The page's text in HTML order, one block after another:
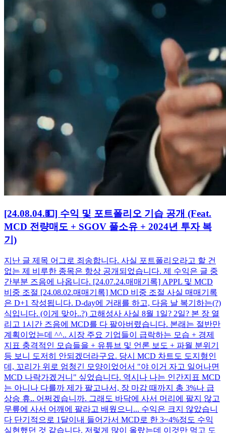
[24.08.04.💵] 수익 및 포트폴리오 기습 공개 (Feat.
MCD 전량매도 + SGOV 풀소유 + 2024년 투자 복
기)
지난 글 제목 어그로 죄송합니다. 사실 포트폴리오라고 할 건
없는 제 비루한 종목은 항상 공개되었습니다. 제 수익은 글 중
간부분 즈음에 나옵니다. [24.07.24.매매기록] APPL 및 MCD
비중 조절 [24.08.02.매매기록] MCD 비중 조절 사실 매매기록
은 D+1 작성됩니다. D-day에 거래를 하고, 다음 날 복기하는(?)
식입니다. (이게 맞아..?) 고해성사 사실 8월 1일? 2일? 본 장 열
리고 1시간 즈음에 MCD를 다 팔아버렸습니다. 본래는 절반만
계획이었는데 ^^.. 시장 주요 기업들이 급락하는 모습 + 경제
지표 충격적인 모습들을 + 유튜브 및 언론 보도 + 파월 분위기
등 보니 도저히 안되겠더라구요. 당시 MCD 차트도 도지형인
데, 꼬리가 위로 엄청긴 모양이었어서 "야 이거 자고 일어나면
MCD 나락가겠거니" 싶었습니다. 역시나 나는 인간지표 MCD
는 아니나 다를까 제가 팔고나서, 장 마감 때까지 총 3%나 급
상승 휴.. 어쩌겠습니까. 그래도 바닥에 사서 머리에 팔지 않고
무릎에 사서 어깨에 팔라고 배웠으니... 수익은 크지 않았습니
다 단기적으로 1달이내 들어가서 MCD로 한 3~4%정도 수익
실현했던 것 같습니다. 저렇게 많이 올랐는데 이것만 먹고 도